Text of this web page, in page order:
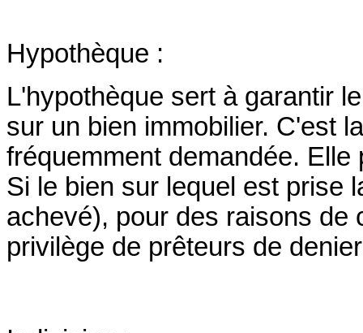
Hypothèque :
L'hypothèque sert à garantir
sur un bien immobilier. C'est
fréquemment demandée.
Si le bien sur lequel est prise
achevé), pour des raisons de
privilège de prêteurs de